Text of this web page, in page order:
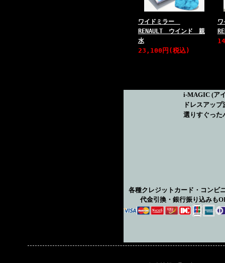
ワイドミラー
RENAULT ウインド 親
水
23,100円(税込)
i-MAGIC (ア
ドレスアッ
選りすぐった
各種クレジットカード・コンビ
代金引換・銀行振り込みも